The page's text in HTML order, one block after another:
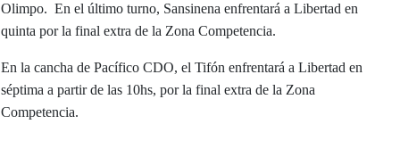
Olimpo. En el último turno, Sansinena enfrentará a Libertad en
quinta por la final extra de la Zona Competencia.
En la cancha de Pacífico CDO, el Tifón enfrentará a Libertad en
séptima a partir de las 10hs, por la final extra de la Zona
Competencia.